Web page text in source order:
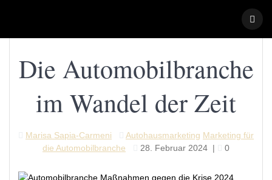
Die Automobilbranche
im Wandel der Zeit
Marisa Sapia-Carmeni Autohausmarketing Marketing für
die Automobilbranche
28. Februar 2024 | 0